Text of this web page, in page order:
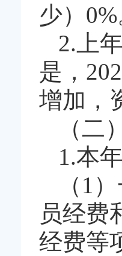
少）
2.上
是，
增加，
（二
1.本
（1
员经费
经费等